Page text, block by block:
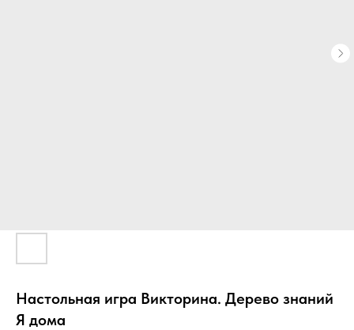
Настольная игра Викторина. Дерево знаний
Я дома